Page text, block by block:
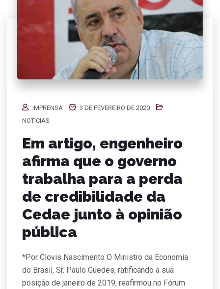
IMPRENSA
3 DE FEVEREIRO DE 2020
NOTÍCIAS
Em artigo, engenheiro
afirma que o governo
trabalha para a perda
de credibilidade da
Cedae junto à opinião
pública
*Por Clovis Nascimento O Ministro da Economia
do Brasil, Sr. Paulo Guedes, ratificando a sua
posição de janeiro de 2019, reafirmou no Fórum